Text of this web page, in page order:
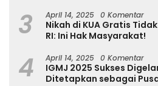
3 April 14, 2025 0 Komentar
Nikah di KUA Gratis
RI: Ini Hak Masyarakat!
4 April 14, 2025 0 Komentar
IGMJ 2025 Sukses
Ditetapkan sebagai